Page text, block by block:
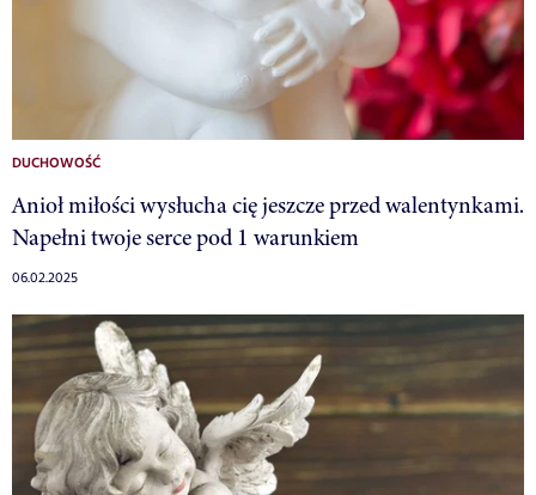
DUCHOWOŚĆ
Anioł miłości wysłucha cię jeszcze przed walentynkami.
Napełni twoje serce pod 1 warunkiem
06.02.2025